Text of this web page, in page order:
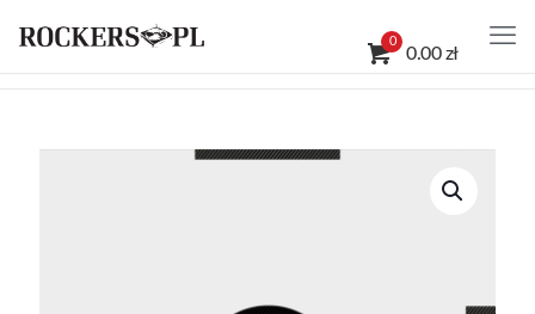
0
0.00 zł